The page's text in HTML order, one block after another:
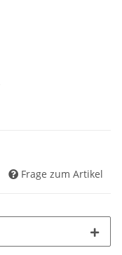
Frage zum Artikel